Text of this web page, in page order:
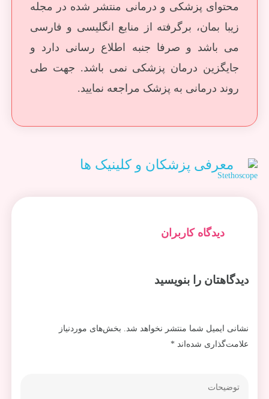
محتوای پزشکی و درمانی منتشر شده در مجله
زیبا بمان، برگرفته از منابع انگلیسی و فارسی
می باشد و صرفا جنبه اطلاع رسانی دارد و
جایگزین درمان پزشکی نمی باشد. جهت طی
روند درمانی به پزشک مراجعه نمایید.
معرفی پزشکان و کلینیک ها
دیدگاه کاربران
دیدگاهتان را بنویسید
نشانی ایمیل شما منتشر نخواهد شد. بخش‌های موردنیاز
علامت‌گذاری شده‌اند*